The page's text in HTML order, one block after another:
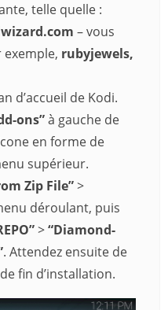
telle quelle :
– vous
rubyjewels,
d’accueil de Kodi.
ons”à gauche de
en forme de
supérieur.
Zip File”>
déroulant, puis
>“Diamond-
. Attendez ensuite de
fin d’installation.